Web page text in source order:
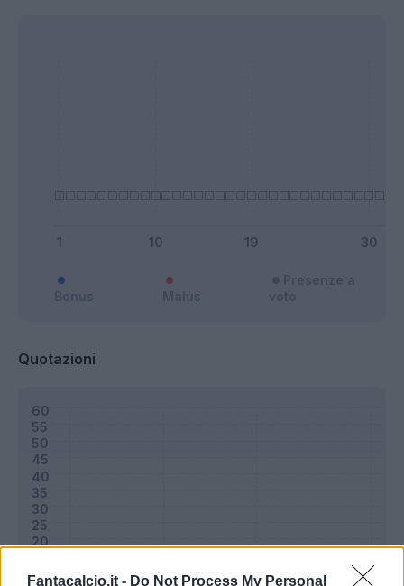
Fantacalcio.it - Do Not Process My Personal
Quotazioni